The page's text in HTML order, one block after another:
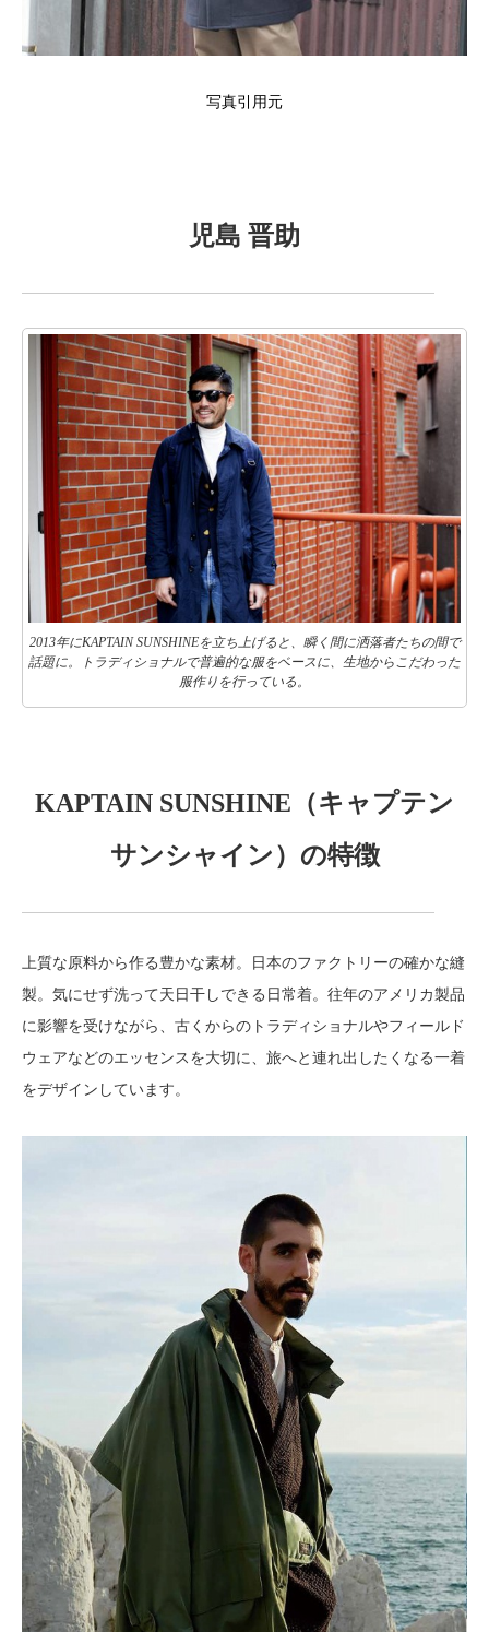
写真引用元
児島 晋助
2013年にKAPTAIN SUNSHINEを立ち上げると、瞬く間に洒落者たちの間で
話題に。トラディショナルで普遍的な服をベースに、生地からこだわった
服作りを行っている。
KAPTAIN SUNSHINE（キャプテン
サンシャイン）の特徴
上質な原料から作る豊かな素材。日本のファクトリーの確かな縫
製。気にせず洗って天日干しできる日常着。往年のアメリカ製品
に影響を受けながら、古くからのトラディショナルやフィールド
ウェアなどのエッセンスを大切に、旅へと連れ出したくなる一着
をデザインしています。